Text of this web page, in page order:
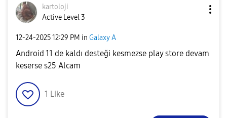
kartoloji
Active Level 3
‎12-24-202512:29 PM in Galaxy A
Android 11 de kaldı desteği kesmezse play store devam
keserse s25 Alcam
1 Like